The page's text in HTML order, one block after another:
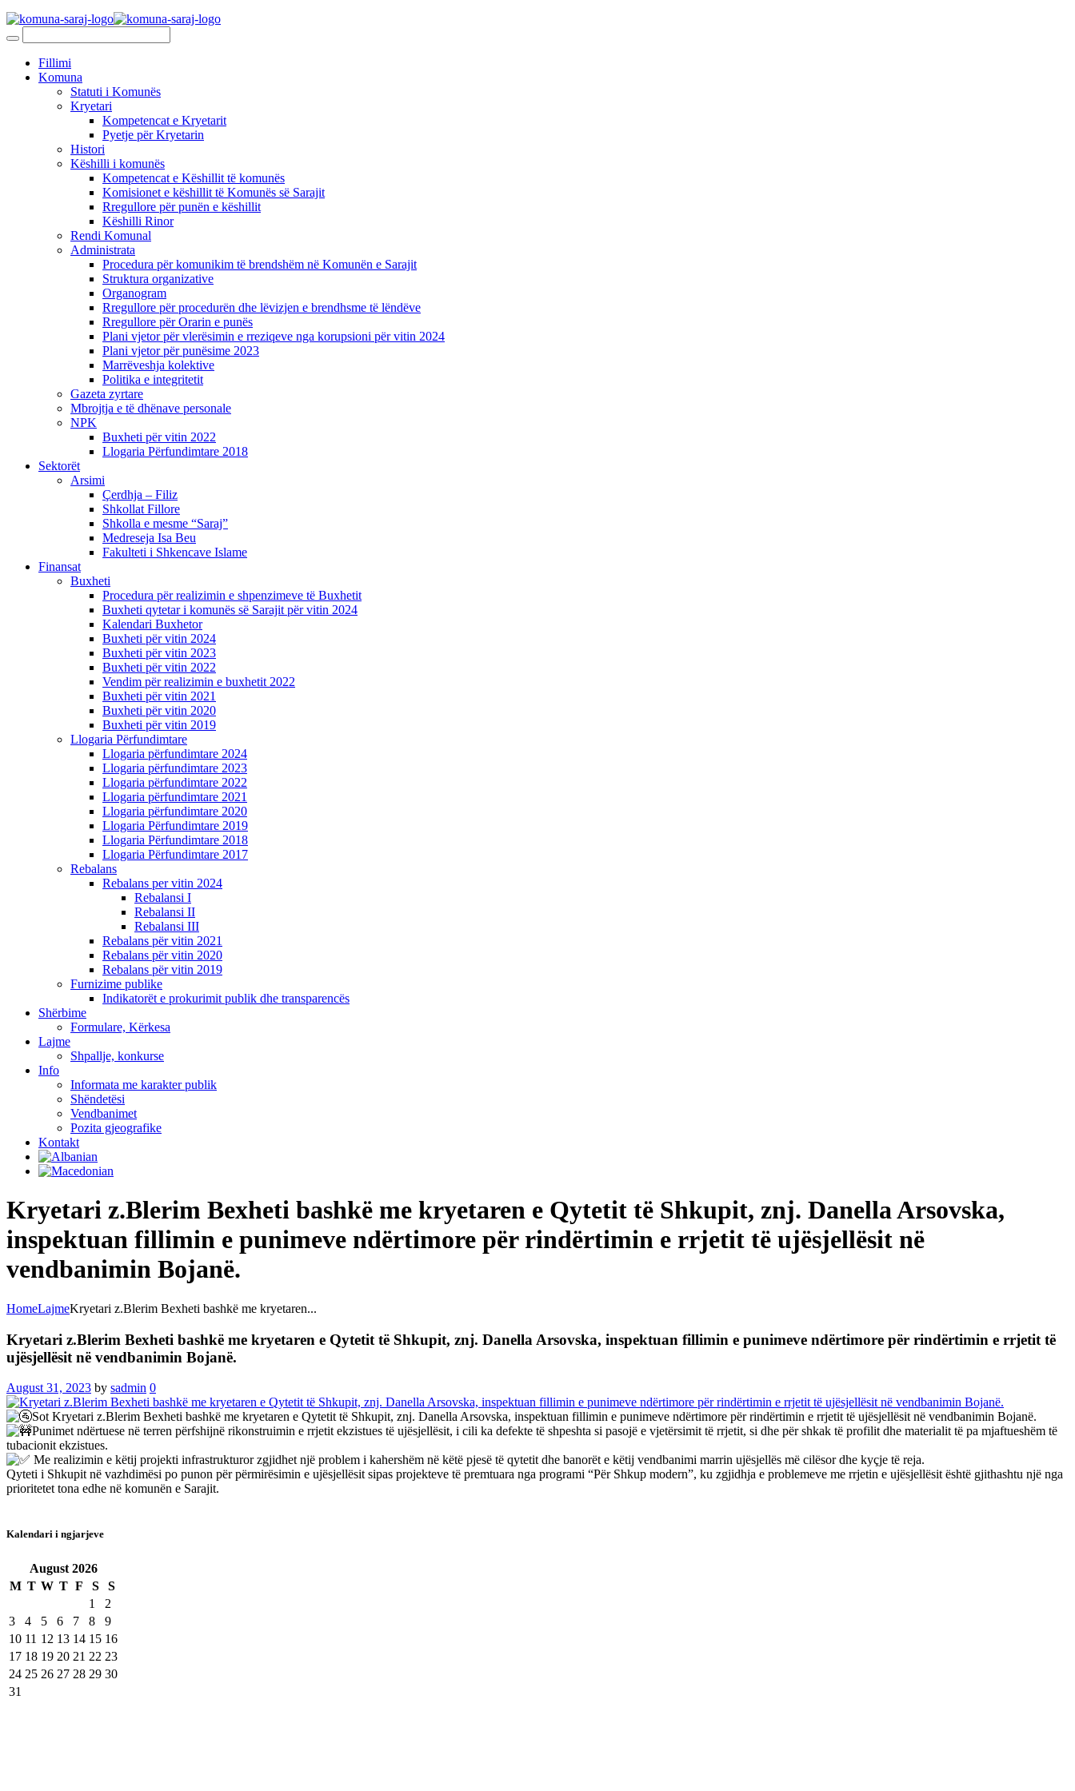
Fillimi
Komuna
Statuti i Komunës
Kryetari
Kompetencat e Kryetarit
Pyetje për Kryetarin
Histori
Këshilli i komunës
Kompetencat e Këshillit të komunës
Komisionet e këshillit të Komunës së Sarajit
Rregullore për punën e këshillit
Këshilli Rinor
Rendi Komunal
Administrata
Procedura për komunikim të brendshëm në Komunën e Sarajit
Struktura organizative
Organogram
Rregullore për procedurën dhe lëvizjen e brendhsme të lëndëve
Rregullore për Orarin e punës
Plani vjetor për vlerësimin e rreziqeve nga korupsioni për vitin 2024
Plani vjetor për punësime 2023
Marrëveshja kolektive
Politika e integritetit
Gazeta zyrtare
Mbrojtja e të dhënave personale
NPK
Buxheti për vitin 2022
Llogaria Përfundimtare 2018
Sektorët
Arsimi
Çerdhja – Filiz
Shkollat Fillore
Shkolla e mesme “Saraj”
Medreseja Isa Beu
Fakulteti i Shkencave Islame
Finansat
Buxheti
Procedura për realizimin e shpenzimeve të Buxhetit
Buxheti qytetar i komunës së Sarajit për vitin 2024
Kalendari Buxhetor
Buxheti për vitin 2024
Buxheti për vitin 2023
Buxheti për vitin 2022
Vendim për realizimin e buxhetit 2022
Buxheti për vitin 2021
Buxheti për vitin 2020
Buxheti për vitin 2019
Llogaria Përfundimtare
Llogaria përfundimtare 2024
Llogaria përfundimtare 2023
Llogaria përfundimtare 2022
Llogaria përfundimtare 2021
Llogaria përfundimtare 2020
Llogaria Përfundimtare 2019
Llogaria Përfundimtare 2018
Llogaria Përfundimtare 2017
Rebalans
Rebalans per vitin 2024
Rebalansi I
Rebalansi II
Rebalansi III
Rebalans për vitin 2021
Rebalans për vitin 2020
Rebalans për vitin 2019
Furnizime publike
Indikatorët e prokurimit publik dhe transparencës
Shërbime
Formulare, Kërkesa
Lajme
Shpallje, konkurse
Info
Informata me karakter publik
Shëndetësi
Vendbanimet
Pozita gjeografike
Kontakt
Kryetari z.Blerim Bexheti bashkë me kryetaren e Qytetit të Shkupit, znj. Danella Arsovska,
inspektuan fillimin e punimeve ndërtimore për rindërtimin e rrjetit të ujësjellësit në
vendbanimin Bojanë.
HomeLajmeKryetari z.Blerim Bexheti bashkë me kryetaren...
Kryetari z.Blerim Bexheti bashkë me kryetaren e Qytetit të Shkupit, znj. Danella Arsovska, inspektuan fillimin e punimeve ndërtimore për rindërtimin e rrjetit të
ujësjellësit në vendbanimin Bojanë.
August 31, 2023 by sadmin 0
Sot Kryetari z.Blerim Bexheti bashkë me kryetaren e Qytetit të Shkupit, znj. Danella Arsovska, inspektuan fillimin e punimeve ndërtimore për rindërtimin e rrjetit të ujësjellësit në vendbanimin Bojanë.
Punimet ndërtuese në terren përfshijnë rikonstruimin e rrjetit ekzistues të ujësjellësit, i cili ka defekte të shpeshta si pasojë e vjetërsimit të rrjetit, si dhe për shkak të profilit dhe materialit të pa mjaftueshëm të
tubacionit ekzistues.
Me realizimin e këtij projekti infrastrukturor zgjidhet një problem i kahershëm në këtë pjesë të qytetit dhe banorët e këtij vendbanimi marrin ujësjellës më cilësor dhe kyçje të reja.
Qyteti i Shkupit në vazhdimësi po punon për përmirësimin e ujësjellësit sipas projekteve të premtuara nga programi “Për Shkup modern”, ku zgjidhja e problemeve me rrjetin e ujësjellësit është gjithashtu një nga
prioritetet tona edhe në komunën e Sarajit.
Kalendari i ngjarjeve
August 2026
M T W T F S
S
1
2
3
4 5 6 7 8
9
10 11 12 13 14 15 16
17 18 19 20 21 22 23
24 25 26 27 28 29 30
31